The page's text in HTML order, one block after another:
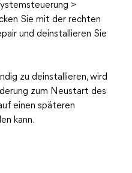
>
Sie mit der rechten
und deinstallieren Sie
zu deinstallieren, wird
zum Neustart des
einen späteren
kann.